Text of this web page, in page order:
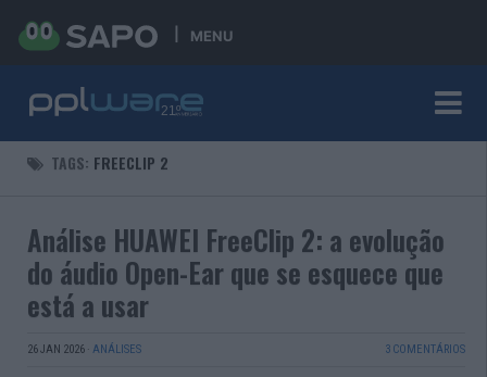
MENU
TAGS: FREECLIP 2
Análise HUAWEI FreeClip 2: a evolução
do áudio Open-Ear que se esquece que
está a usar
26 JAN 2026 · ANÁLISES 3 COMENTÁRIOS